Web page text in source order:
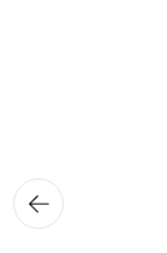
뒤로가
기